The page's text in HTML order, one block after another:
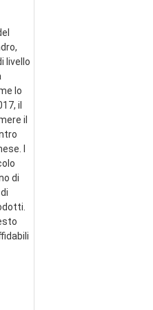
livello
lo
il
il
I
di